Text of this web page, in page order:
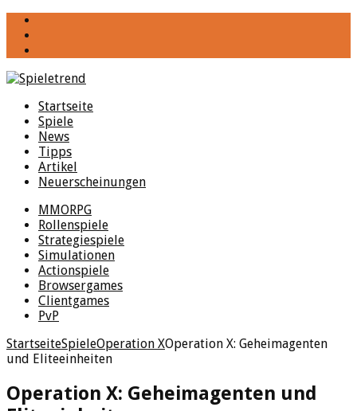
Startseite
Spiele
News
Tipps
Artikel
Neuerscheinungen
MMORPG
Rollenspiele
Strategiespiele
Simulationen
Actionspiele
Browsergames
Clientgames
PvP
StartseiteSpieleOperation XOperation X: Geheimagenten
und Eliteeinheiten
Operation X: Geheimagenten und